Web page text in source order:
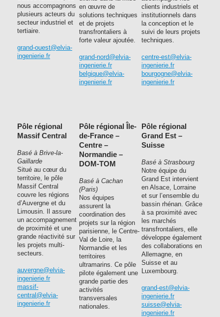
nous accompagnons
plusieurs acteurs du
secteur industriel et
tertiaire.
grand-ouest@elvia-
ingenierie.fr
en œuvre de
solutions techniques
et de projets
transfrontaliers à
forte valeur ajoutée.
grand-nord@elvia-
ingenierie.fr
belgique@elvia-
ingenierie.fr
clients industriels et
institutionnels dans
la conception et le
suivi de leurs projets
techniques.
centre-est@elvia-
ingenierie.fr
bourgogne@elvia-
ingenierie.fr
Pôle régional
Massif Central
Basé à Brive-la-
Gaillarde
Situé au cœur du
territoire, le pôle
Massif Central
couvre les régions
d’Auvergne et du
Limousin. Il assure
un accompagnement
de proximité et une
grande réactivité sur
les projets multi-
secteurs.
auvergne@elvia-
ingenierie.fr
massif-
central@elvia-
ingenierie.fr
Pôle régional Île-
de-France –
Centre –
Normandie –
DOM-TOM
Basé à Cachan
(Paris)
Nos équipes
assurent la
coordination des
projets sur la région
parisienne, le Centre-
Val de Loire, la
Normandie et les
territoires
ultramarins. Ce pôle
pilote également une
grande partie des
activités
transversales
nationales.
Pôle régional
Grand Est –
Suisse
Basé à Strasbourg
Notre équipe du
Grand Est intervient
en Alsace, Lorraine
et sur l’ensemble du
bassin rhénan. Grâce
à sa proximité avec
les marchés
transfrontaliers, elle
développe également
des collaborations en
Allemagne, en
Suisse et au
Luxembourg.
grand-est@elvia-
ingenierie.fr
suisse@elvia-
ingenierie.fr